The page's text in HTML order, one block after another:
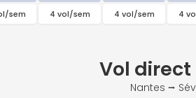
sem 4 vol/sem 4 vol/sem 4
Vol direct
Nantes ⭢